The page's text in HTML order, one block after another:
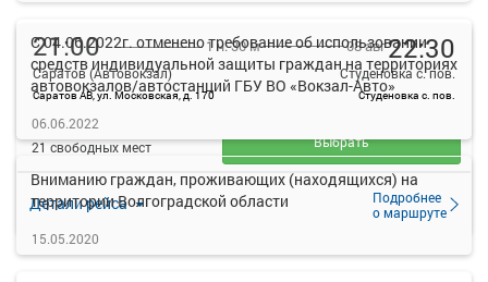
21:00
Саратов (Автовокзал)
Саратов АВ, ул. Московская, д. 170
1 ч. 30 м 08 авг22:30
Студеновка с. пов.
Студеновка с. пов.
Детали рейса
Подробнее
о маршруте
363 руб.
21 свободных мест
Выбрать
С 04.06.2022г. отменено требование об использовании
средств индивидуальной защиты граждан на территориях
автовокзалов/автостанций ГБУ ВО «Вокзал-Авто»
06.06.2022
Вниманию граждан, проживающих (находящихся) на
территории Волгоградской области
15.05.2020